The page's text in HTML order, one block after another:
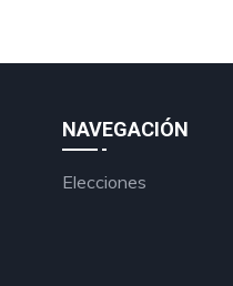
NAVEGACIÓN
Elecciones